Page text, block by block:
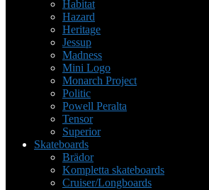
Habitat
Hazard
Heritage
Jessup
Madness
Mini Logo
Monarch Project
Politic
Powell Peralta
Tensor
Superior
Skateboards
Brädor
Kompletta skateboards
Cruiser/Longboards